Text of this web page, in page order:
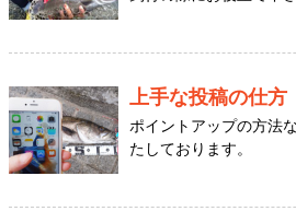
上手な投稿の仕方
ポイントアップの方法
たしております。